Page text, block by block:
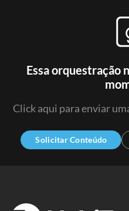
Essa orquestração
Click aqui para enviar
Solicitar Conteúdo